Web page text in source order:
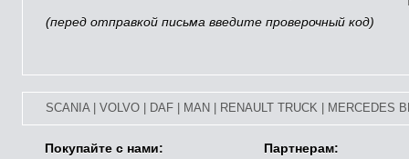
(перед отправкой письма введите проверочный код)
SCANIA| VOLVO DAF MAN RENAULT TRUCK MERCEDES
Покупайте с нами: Партнерам: